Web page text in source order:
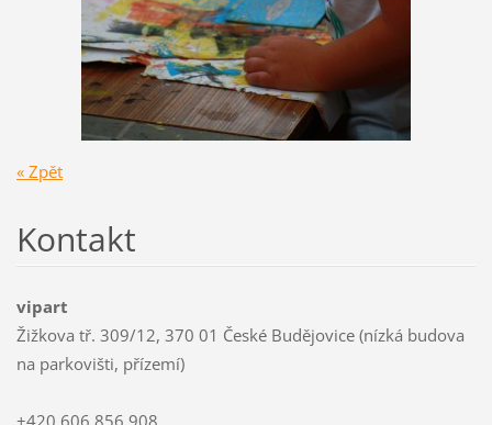
« Zpět
Kontakt
vipart
Žižkova tř. 309/12, 370 01 České Budějovice (nízká budova
na parkovišti, přízemí)
+420 606 856 908